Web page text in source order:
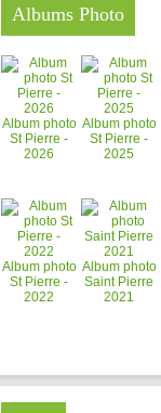
Albums Photo
Album photo
St Pierre -
2026
Album photo
St Pierre -
2025
Album photo
St Pierre -
2022
Album photo
Saint Pierre
2021